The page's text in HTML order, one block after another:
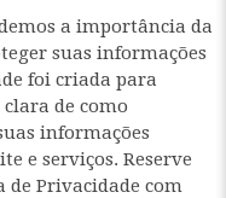
a importância da
suas informações
foi criada para
de como
informações
e serviços. Reserve
Privacidade com